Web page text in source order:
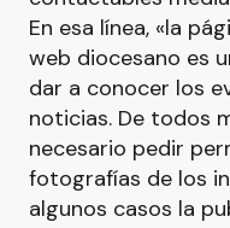
En esa línea, «la
web diocesano es
dar a conocer los
noticias. De todos
necesario pedir
fotografías de los
algunos casos la